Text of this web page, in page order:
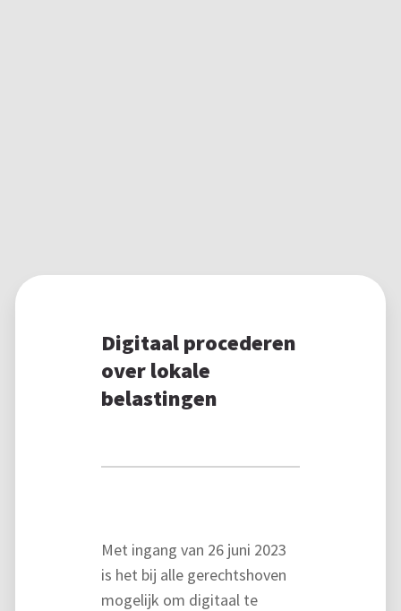
Digitaal procederen
over lokale
belastingen
Met ingang van 26 juni 2023
is het bij alle gerechtshoven
mogelijk om digitaal te